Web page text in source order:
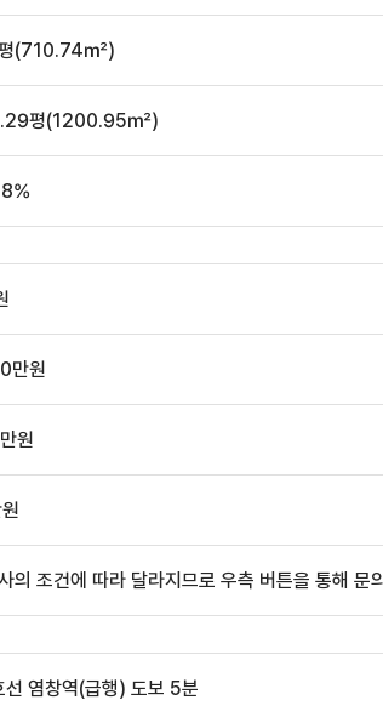
(710.74㎡)
평(1200.95㎡)
%
만원
원
원
의 조건에 따라 달라지므로 우측 버튼을 통해 문
염창역(급행) 도보 5분